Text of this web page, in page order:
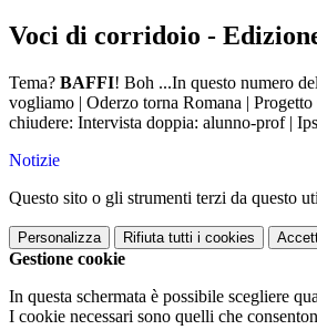
Voci di corridoio -
Tema? BAFFI! Boh ...In questo numero
vogliamo | Oderzo torna Romana |
chiudere: Intervista doppia: alunno-prof |
Notizie
Questo sito o gli strumenti terzi da questo
Personalizza Rifiuta tutti i cookies
Gestione cookie
In questa schermata è possibile scegliere
I cookie necessari sono quelli che